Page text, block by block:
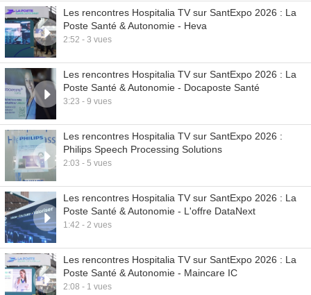
Les rencontres Hospitalia TV sur SantExpo 2026 : La
Poste Santé & Autonomie - Heva
2:52 - 3 vues
Les rencontres Hospitalia TV sur SantExpo 2026 : La
Poste Santé & Autonomie - Docaposte Santé
3:23 - 9 vues
Les rencontres Hospitalia TV sur SantExpo 2026 :
Philips Speech Processing Solutions
2:03 - 5 vues
Les rencontres Hospitalia TV sur SantExpo 2026 : La
Poste Santé & Autonomie - L'offre DataNext
1:42 - 2 vues
Les rencontres Hospitalia TV sur SantExpo 2026 : La
Poste Santé & Autonomie - Maincare IC
2:08 - 1 vues